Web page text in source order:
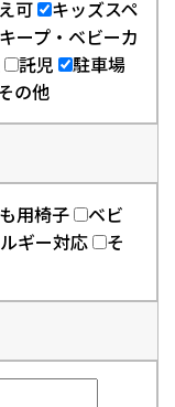
可
キッズスペ
ープ・ベビーカ
託児
駐車場
の他
用椅子
ベビ
ギー対応
そ